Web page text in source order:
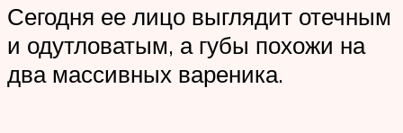
Сегодня ее лицо выглядит отечным
и одутловатым, а губы похожи на
два массивных вареника.